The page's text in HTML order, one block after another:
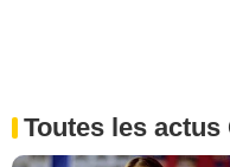
Toutes les